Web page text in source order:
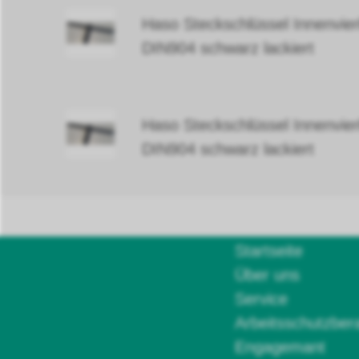
Haso Steckschlüssel
DIN904 schwarz lackiert
Haso Steckschlüssel
DIN904 schwarz lackiert
Startseite
Über uns
Service
Engagemant